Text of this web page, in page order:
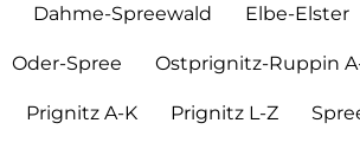
Dahme-Spreewald Elbe-Elster
Oder-Spree Ostprignitz-Ruppin
Prignitz A-K Prignitz L-Z